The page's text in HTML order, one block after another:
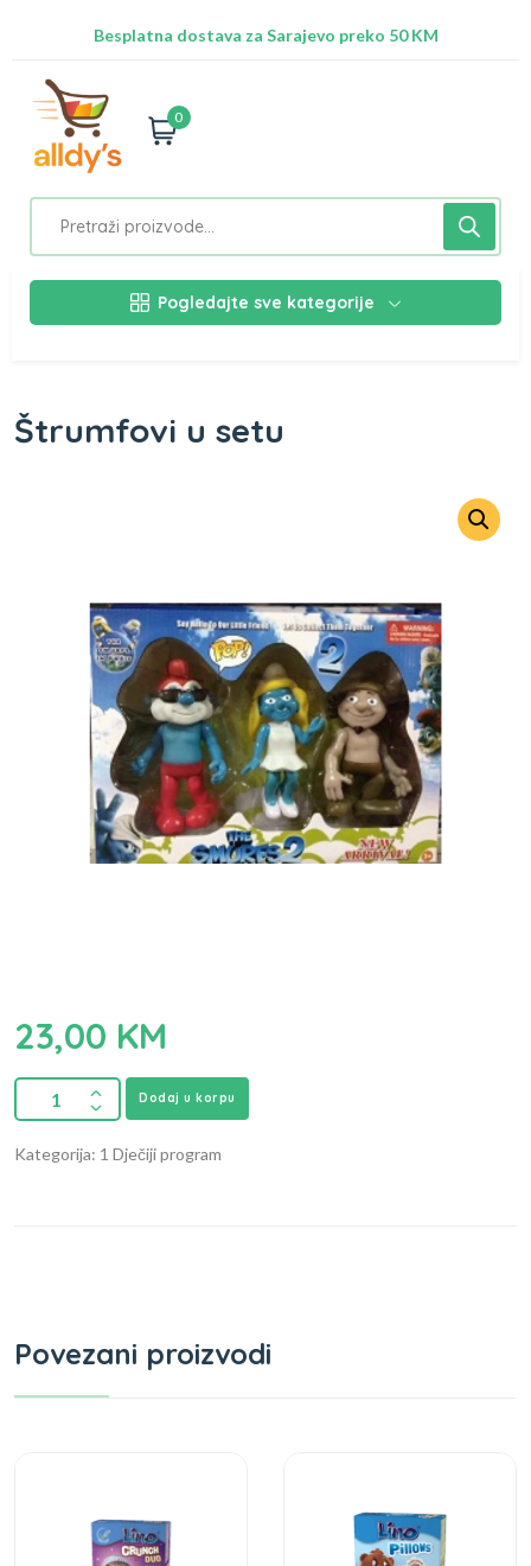
Besplatna dostava za Sarajevo preko 50 KM
0
Pogledajte sve kategorije
Štrumfovi u setu
23,00 KM
Dodaj u korpu
Kategorija: 1 Dječiji program
Povezani proizvodi